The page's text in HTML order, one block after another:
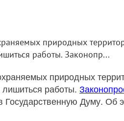
природных
работы. Законопр...
природных
работы.
Государственную Думу. Об